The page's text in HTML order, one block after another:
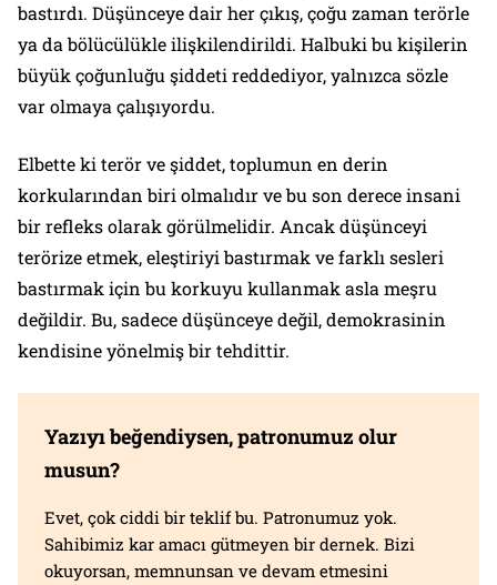
bastırdı. Düşünceye dair her çıkış, çoğu zaman terörle
ya da bölücülükle ilişkilendirildi. Halbuki bu kişilerin
büyük çoğunluğu şiddeti reddediyor, yalnızca sözle
var olmaya çalışıyordu.
Elbette ki terör ve şiddet, toplumun en derin
korkularından biri olmalıdır ve bu son derece insani
bir refleks olarak görülmelidir. Ancak düşünceyi
terörize etmek, eleştiriyi bastırmak ve farklı sesleri
bastırmak için bu korkuyu kullanmak asla meşru
değildir. Bu, sadece düşünceye değil, demokrasinin
kendisine yönelmiş bir tehdittir.
Yazıyı beğendiysen, patronumuz olur
musun?
Evet, çok ciddi bir teklif bu. Patronumuz yok.
Sahibimiz kar amacı gütmeyen bir dernek. Bizi
okuyorsan, memnunsan ve devam etmesini